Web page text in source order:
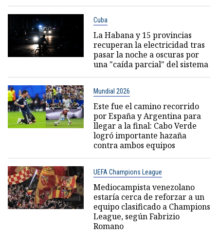
Cuba
La Habana y 15 provincias
recuperan la electricidad tras
pasar la noche a oscuras por
una "caída parcial" del sistema
Mundial 2026
Este fue el camino recorrido
por España y Argentina para
llegar a la final: Cabo Verde
logró importante hazaña
contra ambos equipos
UEFA Champions League
Mediocampista venezolano
estaría cerca de reforzar a un
equipo clasificado a Champions
League, según Fabrizio
Romano